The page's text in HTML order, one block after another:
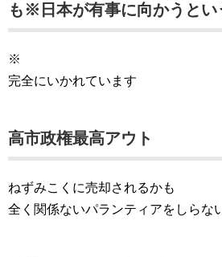
も※日本が有事に向かうとい
※
完全にいかれています
高市政権最高アウト
ねずみこくに売却されるかも
全く関係ないパランティアをしらな